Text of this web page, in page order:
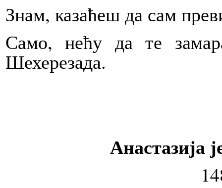
Знам, казаћеш да сам
Само, нећу да те
Шехерезада.
Анастазија